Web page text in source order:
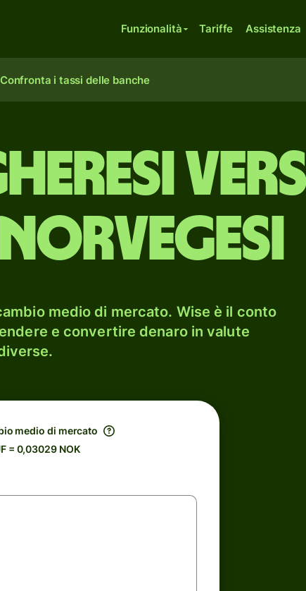
Funzionalità Tariffe Assistenza
Confronta i tassi delle banche
medio di mercato. Wise è il conto
e convertire denaro in valute
medio di mercato
= 0,03029 NOK